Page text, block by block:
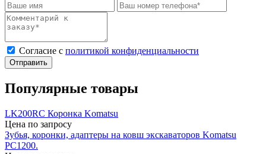
Cогласие с политикой конфиденциальности
Отправить
Популярные товары
LK200RC Коронка Komatsu
Цена по запросу
Зубья, коронки, адаптеры на ковш экскаваторов Komatsu
PC1200.